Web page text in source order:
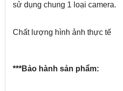
sử dụng chung 1 loại camera.
Chất lượng hình ảnh thực tế
***Bảo hành sản phẩm: